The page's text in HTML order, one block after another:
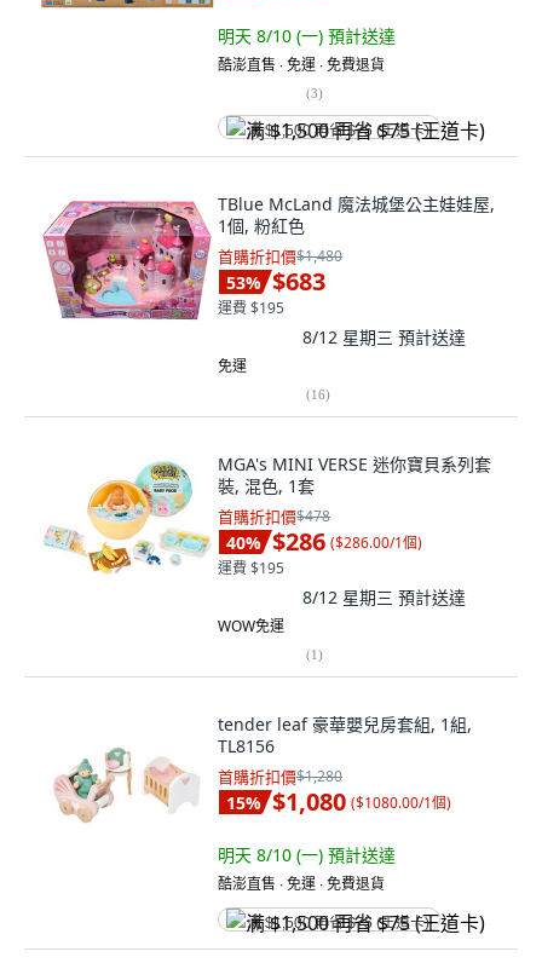
明天 8/10 (一) 預計送達
酷澎直售 ∙ 免運 ∙ 免費退貨
(3)
满 $1,500 再省 $75 (王道卡)
TBlue McLand 魔法城堡公主娃娃屋,
1個, 粉紅色
首購折扣價$1,480
53% $683
運費 $195
8/12 星期三 預計送達
免運
(16)
MGA's MINI VERSE 迷你寶貝系列套
裝, 混色, 1套
首購折扣價$478
40% $286 ($286.00/1個)
運費 $195
8/12 星期三 預計送達
WOW免運
(1)
tender leaf 豪華嬰兒房套組, 1組,
TL8156
首購折扣價$1,280
15% $1,080 ($1080.00/1個)
明天 8/10 (一) 預計送達
酷澎直售 ∙ 免運 ∙ 免費退貨
满 $1,500 再省 $75 (王道卡)